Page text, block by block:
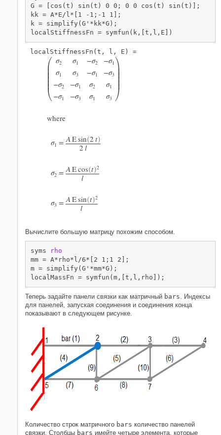
G = [cos(t) sin(t) 0 0; 0 0 cos(t) sin(t)];
kk = A*E/l*[1 -1;-1 1];
k = simplify(G'*kk*G);
localStiffnessFn = symfun(k,[t,l,E])





σ2
σ1
−σ2
−σ1
σ1
σ3
−σ1
−σ3
−σ2
−σ1
σ2
σ1
−σ1
−σ3
σ1
σ3


where
σ1 = AEsin(2t)
2l
σ2 = AEcos(t)2
l
σ3 = AEsin(t)2
l
Вычислите большую матрицу похожим способом.
syms
rho
mm = A*rho*l/6*[2 1;1 2];
m = simplify(G'*mm*G);
localMassFn = symfun(m,[t,l,rho]);
Теперь задайте панели связки как матричный bars. Индексы
для панелей, запуская соединения и соединения конца
показывают в следующем рисунке.
Количество строк матричного bars количество панелей
связки. Столбцы bars имейте четыре элемента, которые